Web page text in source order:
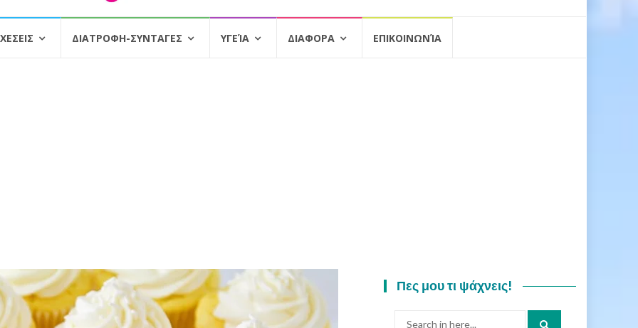
ΔΙΑΤΡΟΦΗ-ΣΥΝΤΑΓΕΣ ΥΓΕΊΑ ΔΙΑΦΟΡΑ ΕΠΙΚΟΙΝΩΝΊΑ
Πες μου τι ψάχνεις!